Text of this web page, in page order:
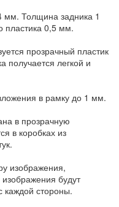
Толщина задника 1
пластика 0,5 мм.
прозрачный пластик
получается легкой и
в рамку до 1 мм.
в прозрачную
в коробках из
изображения,
будут
каждой стороны.